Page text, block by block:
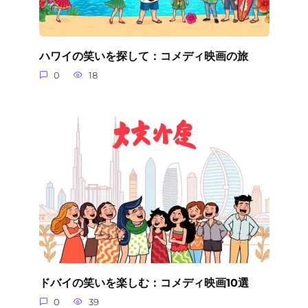
ハワイの笑いを探して：コメディ映画の旅
0 18
ドバイの笑いを楽しむ：コメディ映画10選
0 39